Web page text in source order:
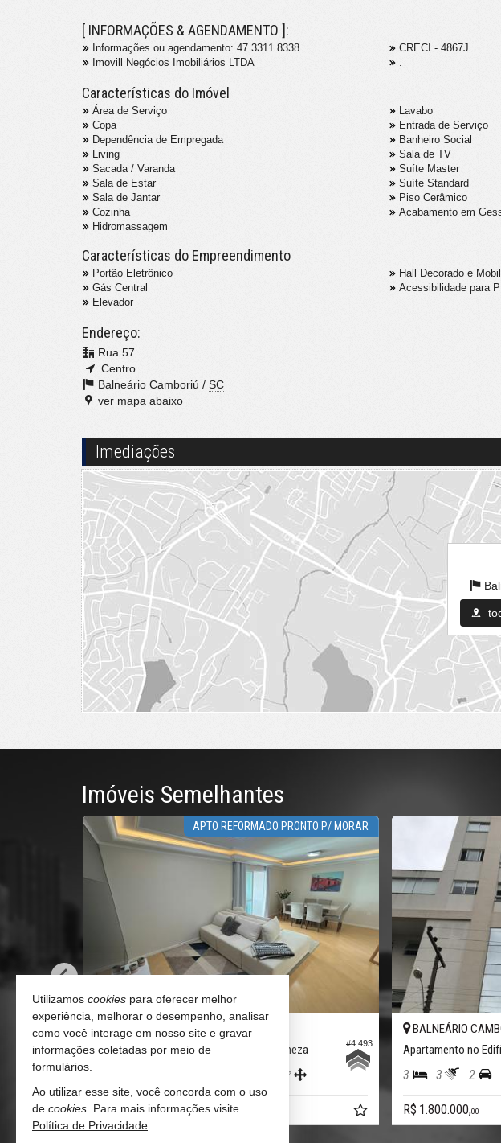
[ INFORMAÇÕES & AGENDAMENTO ]:
Informações ou agendamento: 47 3311.8338
Imovill Negócios Imobiliários LTDA
CRECI - 4867J
.
Características do Imóvel
Área de Serviço
Copa
Dependência de Empregada
Living
Sacada / Varanda
Sala de Estar
Sala de Jantar
Cozinha
Hidromassagem
Lavabo
Entrada de Serviço
Banheiro Social
Sala de TV
Suíte Master
Suíte Standard
Piso Cerâmico
Acabamento em
Características do Empreendimento
Portão Eletrônico
Gás Central
Elevador
Hall Decorado e
Acessibilidade para
Endereço:
Rua 57
Centro
Balneário Camboriú / SC
ver mapa abaixo
Imediações
Imóveis Semelhantes
APTO REFORMADO PRONTO P/ MORAR
BALNEÁRIO CAMBORIÚ -CENTRO
Apartamento no Residencial Águas de Veneza
3 2
R$ 1.790.000,00
BALNEÁRIO CAMBORIÚ -
Apartamento no Edifício Esquina
2 142, m²
R$ 1.800.000,00
Utilizamos cookies para oferecer melhor
experiência, melhorar o desempenho, analisar
como você interage em nosso site e gravar
informações coletadas por meio de
formulários.
Ao utilizar esse site, você concorda com o uso
de cookies . Para mais informações visite
Política de Privacidade